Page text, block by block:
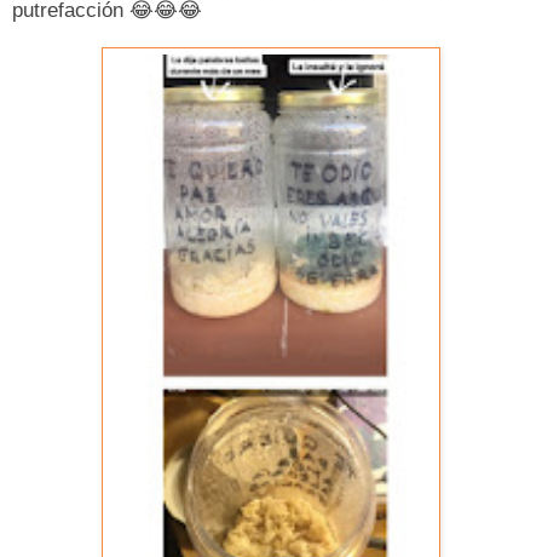
putrefacción 😂😂😂